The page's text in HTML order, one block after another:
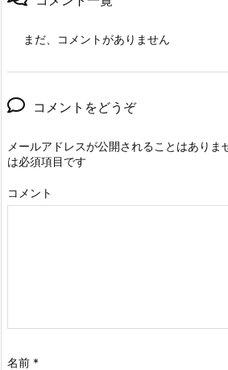
まだ、コメントがありません
コメントをどうぞ
メールアドレスが公開されることはありま
は必須項目です
コメント
名前 *